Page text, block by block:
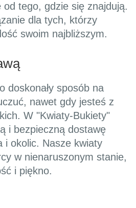
od tego, gdzie się znajdują.
dla tych, którzy
swoim najbliższym.
doskonały sposób na
nawet gdy jesteś z
W "Kwiaty-Bukiety"
i bezpieczną dostawę
i okolic. Nasze kwiaty
w nienaruszonym stanie,
i piękno.